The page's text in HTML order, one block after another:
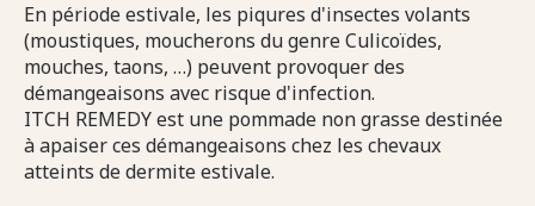
En période estivale, les piqures d'insectes volants
(moustiques, moucherons du genre Culicoïdes,
mouches, taons, …) peuvent provoquer des
démangeaisons avec risque d'infection.
ITCH REMEDY est une pommade non grasse destinée
à apaiser ces démangeaisons chez les chevaux
atteints de dermite estivale.